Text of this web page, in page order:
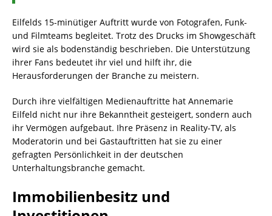
Eilfelds 15-minütiger Auftritt wurde von Fotografen, Funk-
und Filmteams begleitet. Trotz des Drucks im Showgeschäft
wird sie als bodenständig beschrieben. Die Unterstützung
ihrer Fans bedeutet ihr viel und hilft ihr, die
Herausforderungen der Branche zu meistern.
Durch ihre vielfältigen Medienauftritte hat Annemarie
Eilfeld nicht nur ihre Bekanntheit gesteigert, sondern auch
ihr Vermögen aufgebaut. Ihre Präsenz in Reality-TV, als
Moderatorin und bei Gastauftritten hat sie zu einer
gefragten Persönlichkeit in der deutschen
Unterhaltungsbranche gemacht.
Immobilienbesitz und